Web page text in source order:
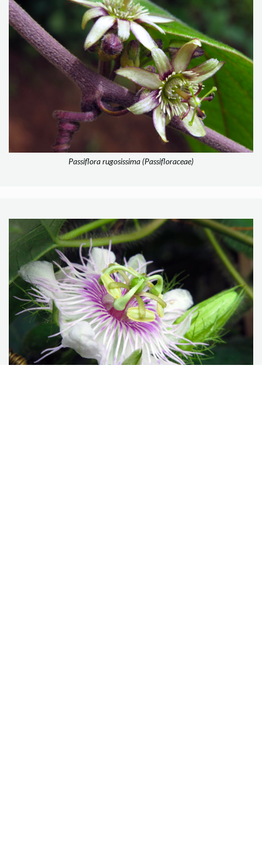
Passiflora rugosissima (Passifloraceae)